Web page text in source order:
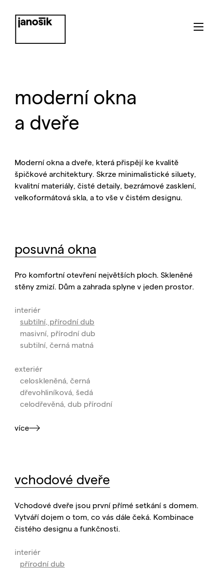
moderní okna
a dveře
Moderní okna a dveře, která přispějí ke kvalitě
špičkové architektury. Skrze minimalistické siluety,
kvalitní materiály, čisté detaily, bezrámové zasklení,
velkoformátová skla, a to vše v čistém designu.
posuvná okna
Pro komfortní otevření největších ploch. Skleněné
stěny zmizí. Dům a zahrada splyne v jeden prostor.
interiér
subtilní, přírodní dub
masivní, přírodní dub
subtilní, černá matná
exteriér
celoskleněná, černá
dřevohliníková, šedá
celodřevěná, dub přírodní
více
vchodové dveře
Vchodové dveře jsou první přímé setkání s domem.
Vytváří dojem o tom, co vás dále čeká. Kombinace
čistého designu a funkčnosti.
interiér
přírodní dub